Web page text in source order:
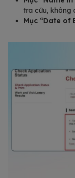
tra cứu, không
Mục “Date of